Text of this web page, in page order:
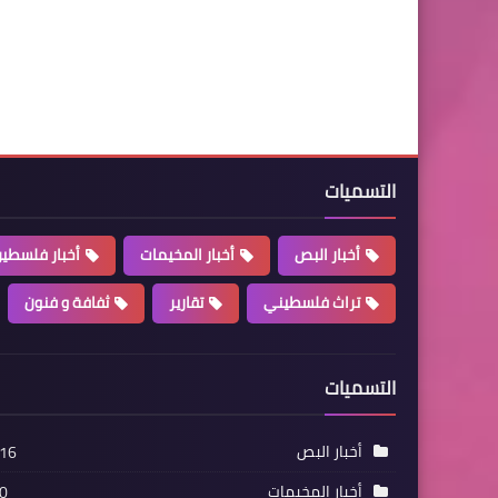
التسميات
أخبار البص أخبار المخيمات
أخبار
تراث فلسطيني
تقارير ثفافة و فنون
التسميات
أخبار البص
أخبار المخيمات